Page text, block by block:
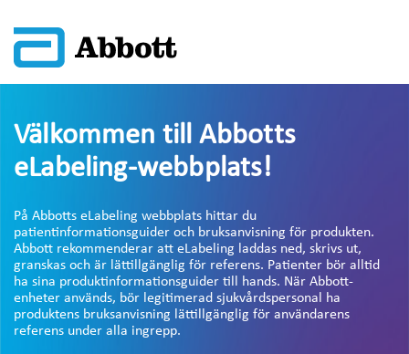
Välkommen till Abbotts
eLabeling-webbplats!
På Abbotts eLabeling webbplats hittar du
patientinformationsguider och bruksanvisning för produkten.
Abbott rekommenderar att eLabeling laddas ned, skrivs ut,
granskas och är lättillgänglig för referens. Patienter bör alltid
ha sina produktinformationsguider till hands. När Abbott-
enheter används, bör legitimerad sjukvårdspersonal ha
produktens bruksanvisning lättillgänglig för användarens
referens under alla ingrepp.